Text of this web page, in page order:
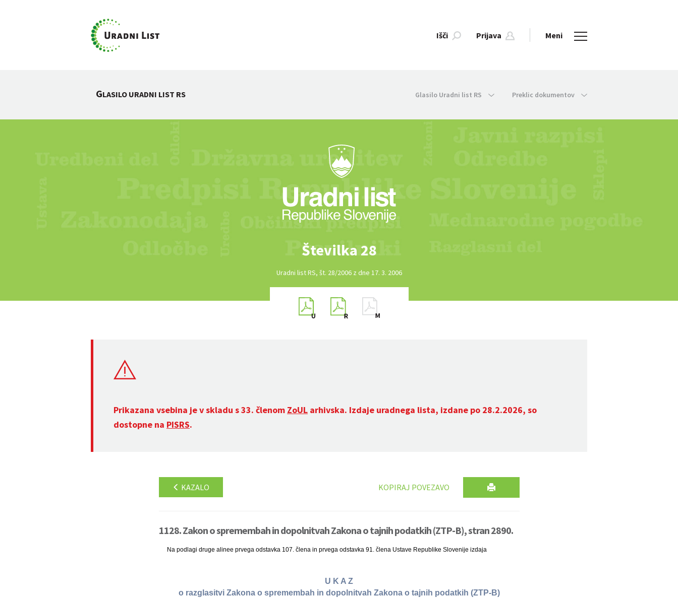
Išči Prijava Meni
GLASILO URADNI LIST RS Glasilo Uradni list RS Preklic dokumentov
Številka 28
Uradni list RS, št. 28/2006 z dne 17. 3. 2006
Prikazana vsebina je v skladu s 33. členom ZoUL arhivska. Izdaje uradnega lista, izdane po 28.2.2026, so
dostopne na PISRS.
KAZALO KOPIRAJ POVEZAVO
1128. Zakon o spremembah in dopolnitvah Zakona o tajnih podatkih (ZTP-B), stran 2890.
Na podlagi druge alinee prvega odstavka 107. člena in prvega odstavka 91. člena Ustave Republike Slovenije izdaja
U K A Z
o razglasitvi Zakona o spremembah in dopolnitvah Zakona o tajnih podatkih (ZTP-B)